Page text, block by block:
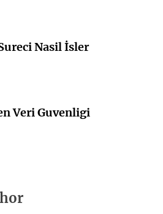
Nasil İsler
Veri Guvenligi